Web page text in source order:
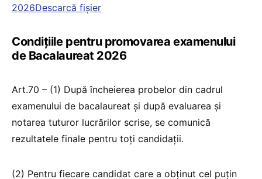
2026Descarcă fișier
Condițiile pentru promovarea examenului
de Bacalaureat 2026
Art.70 – (1) După încheierea probelor din cadrul
examenului de bacalaureat şi după evaluarea şi
notarea tuturor lucrărilor scrise, se comunică
rezultatele finale pentru toţi candidaţii.
(2) Pentru fiecare candidat care a obţinut cel puţin